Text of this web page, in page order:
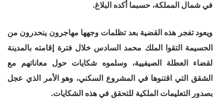
في شمال المملكة، حسبما أكده البلاغ.
ويعود تفجر هذه القضية بعد تظلمات وجهها مهاجرون ينحدرون من
الحسيمة التقوا الملك محمد السادس خلال فترة إقامته بالمدينة
لقضاء العطلة الصيفيية، وسلموه شكايات حول معاناتهم مع
الشقق التي اقتنوها في المشروع السكني، وهو الأمر الذي عجل
بصدور التعليمات الملكية للتحقق في هذه الشكايات.